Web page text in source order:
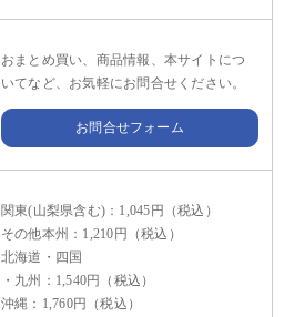
おまとめ買い、商品情報、本サイトにつ
いてなど、お気軽にお問合せください。
お問合せフォーム
関東(山梨県含む)：1,045円（税込）
その他本州：1,210円（税込）
北海道・四国
・九州：1,540円（税込）
沖縄：1,760円（税込）